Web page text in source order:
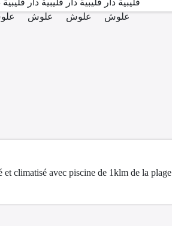
climatisé avec piscine de 1klm de la plage